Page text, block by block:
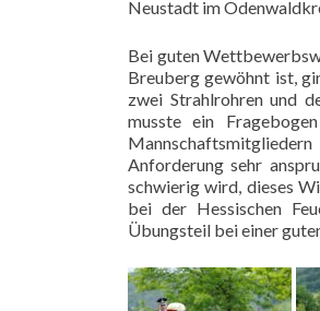
Neustadt im
Bei guten
Breuberg gewöhnt ist,
zwei Strahlrohren und
musste ein
Anforderung sehr
schwierig wird, dieses
bei der Hessischen
Übungsteil bei einer